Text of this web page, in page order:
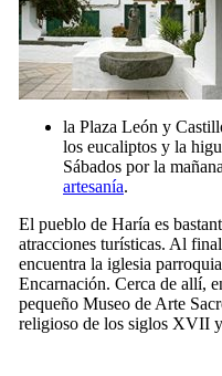
la Plaza León y
los eucaliptos y la
Sábados por la
artesanía.
El pueblo de Haría es
atracciones turísticas. Al
encuentra la iglesia
Encarnación. Cerca de allí,
pequeño Museo de Arte
religioso de los siglos XVII y